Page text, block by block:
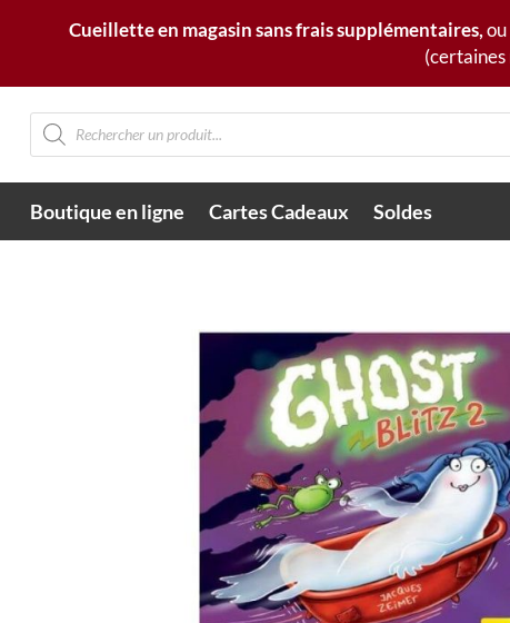
Cueillette en magasin sans frais supplémentaires,
(certaines
Recherche
de
produits
Boutique en ligne Cartes Cadeaux Soldes